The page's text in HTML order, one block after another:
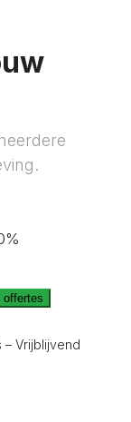
offertes
– Vrijblijvend